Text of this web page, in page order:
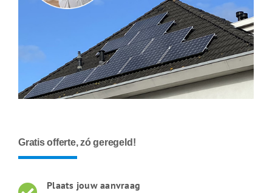
Gratis offerte, zó geregeld!
Plaats jouw aanvraag